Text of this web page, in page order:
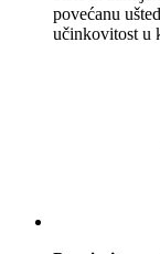
povećanu
učinkovitost u